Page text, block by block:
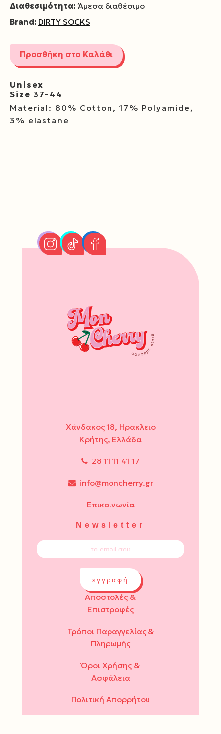
Διαθεσιμότητα: Άμεσα διαθέσιμο
Brand: DIRTY SOCKS
Προσθήκη στο Καλάθι
Unisex
Size 37-44
Material: 80% Cotton, 17% Polyamide,
3% elastane
Χάνδακος 18, Ηρακλειο
Κρήτης, Ελλάδα
28 11 11 41 17
info@moncherry.gr
Επικοινωνία
Newsletter
εγγραφή
Αποστολές &
Επιστροφές
Τρόποι Παραγγελίας &
Πληρωμής
Όροι Χρήσης &
Ασφάλεια
Πολιτική Απορρήτου